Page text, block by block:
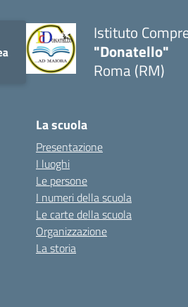
Istituto
"Donatello"
Roma (RM)
La scuola
Presentazione
I luoghi
Le persone
I numeri della scuola
Le carte della scuola
Organizzazione
La storia